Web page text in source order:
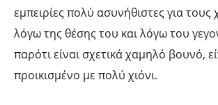
εμπειρίες πολύ ασυνήθιστες για
λόγω της θέσης του και λόγω του
παρότι είναι σχετικά χαμηλό βουνό,
προικισμένο με πολύ χιόνι.